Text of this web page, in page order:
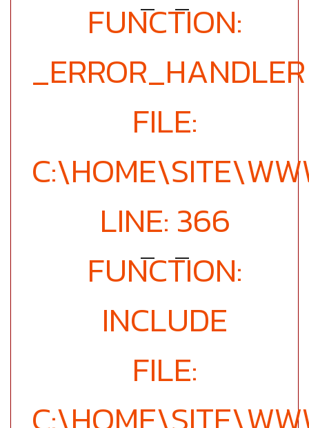
FUNCTION:
_ERROR_HANDLER
FILE:
LINE: 366
FUNCTION:
INCLUDE
FILE: